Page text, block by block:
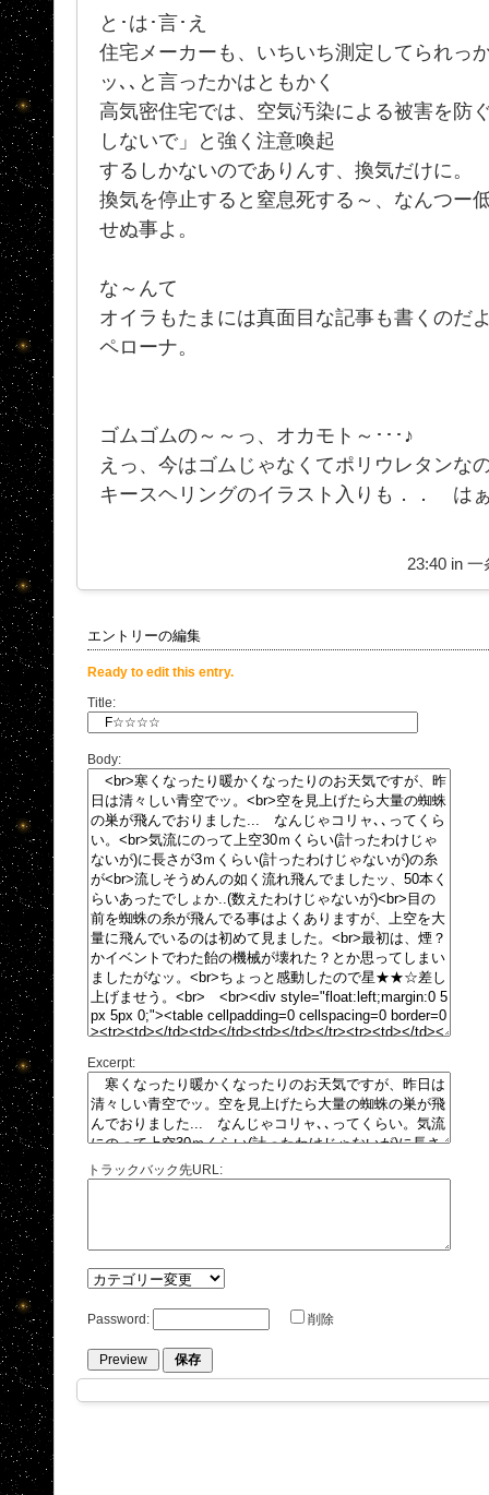
と･は･言･え
住宅メーカーも、いちいち測定してられ
ッ､､と言ったかはともかく
高気密住宅では、空気汚染による被害を防
しないで」と強く注意喚起
するしかないのでありんす、換気だけに。
換気を停止すると窒息死する～、なんつー
せぬ事よ。
な～んて
オイラもたまには真面目な記事も書くの
ペローナ。
ゴムゴムの～～っ、オカモト～･･･♪
えっ、今はゴムじゃなくてポリウレタンな
キースヘリングのイラスト入りも．． は
23:40 in 一
エントリーの編集
Ready to edit this entry.
Title:
Body:
Excerpt:
トラックバック先URL:
Password: 削除